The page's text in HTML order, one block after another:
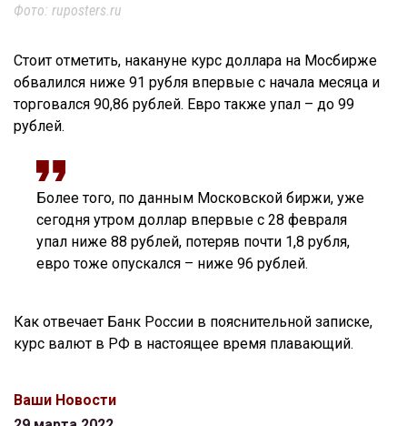
Фото: ruposters.ru
Стоит отметить, накануне курс доллара на Мосбирже
обвалился ниже 91 рубля впервые с начала месяца и
торговался 90,86 рублей. Евро также упал – до 99
рублей.
Более того, по данным Московской биржи, уже
сегодня утром доллар впервые с 28 февраля
упал ниже 88 рублей, потеряв почти 1,8 рубля,
евро тоже опускался – ниже 96 рублей.
Как отвечает Банк России в пояснительной записке,
курс валют в РФ в настоящее время плавающий.
Ваши Новости